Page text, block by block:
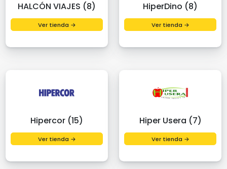
HALCÓN VIAJES (8)
Ver tienda →
HiperDino (8)
Ver tienda →
Hipercor (15)
Ver tienda →
Hiper Usera (7)
Ver tienda →